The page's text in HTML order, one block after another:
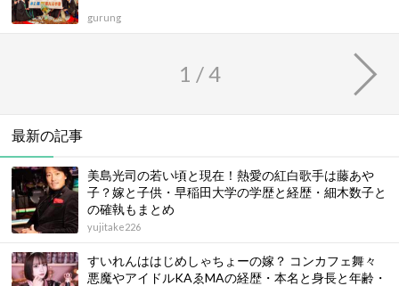
gurung
1 / 4
最新の記事
美島光司の若い頃と現在！熱愛の紅白歌手は藤あや
子？嫁と子供・早稲田大学の学歴と経歴・細木数子と
の確執もまとめ
yujitake226
すいれんははじめしゃちょーの嫁？ コンカフェ舞々
悪魔やアイドルKAゑMAの経歴・本名と身長と年齢・